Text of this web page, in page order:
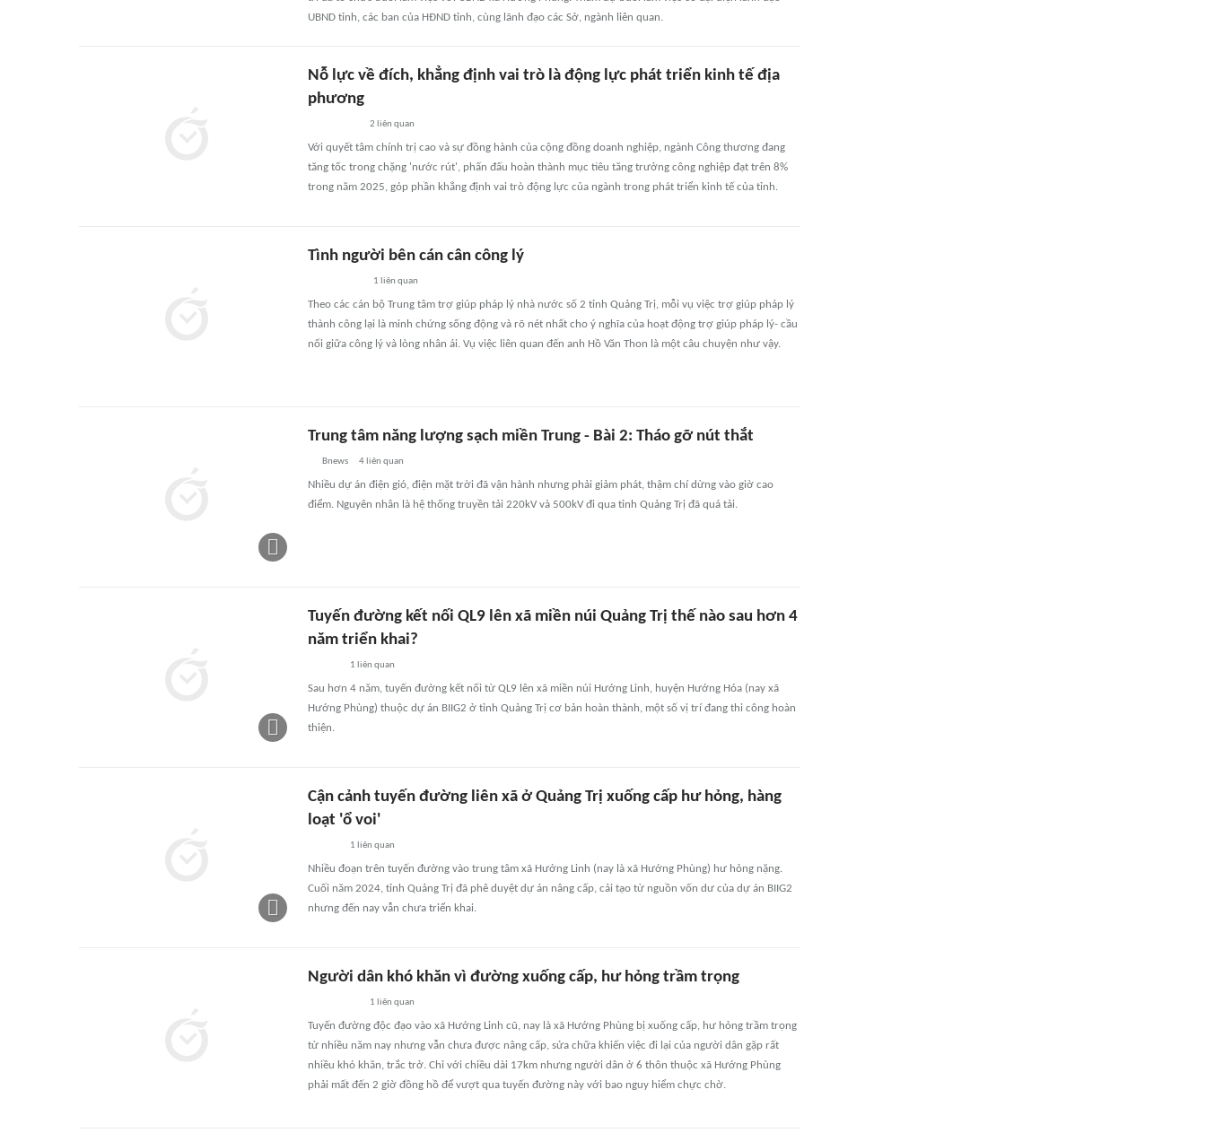
UBND tỉnh, các ban của HĐND tỉnh, cùng lãnh đạo các Sở, ngành liên quan.
Nỗ lực về đích, khẳng định vai trò là động lực phát triển kinh tế địa
phương
2 liên quan
Với quyết tâm chính trị cao và sự đồng hành của cộng đồng doanh nghiệp, ngành Công thương đang
tăng tốc trong chặng 'nước rút', phấn đấu hoàn thành mục tiêu tăng trưởng công nghiệp đạt trên 8%
trong năm 2025, góp phần khẳng định vai trò động lực của ngành trong phát triển kinh tế của tỉnh.
Tình người bên cán cân công lý
1 liên quan
Theo các cán bộ Trung tâm trợ giúp pháp lý nhà nước số 2 tỉnh Quảng Trị, mỗi vụ việc trợ giúp pháp lý
thành công lại là minh chứng sống động và rõ nét nhất cho ý nghĩa của hoạt động trợ giúp pháp lý- cầu
nối giữa công lý và lòng nhân ái. Vụ việc liên quan đến anh Hồ Văn Thon là một câu chuyện như vậy.
Trung tâm năng lượng sạch miền Trung - Bài 2: Tháo gỡ nút thắt
Bnews 4 liên quan
Nhiều dự án điện gió, điện mặt trời đã vận hành nhưng phải giảm phát, thậm chí dừng vào giờ cao
điểm. Nguyên nhân là hệ thống truyền tải 220kV và 500kV đi qua tỉnh Quảng Trị đã quá tải.
Tuyến đường kết nối QL9 lên xã miền núi Quảng Trị thế nào sau hơn 4
năm triển khai?
1 liên quan
Sau hơn 4 năm, tuyến đường kết nối từ QL9 lên xã miền núi Hướng Linh, huyện Hướng Hóa (nay xã
Hướng Phùng) thuộc dự án BIIG2 ở tỉnh Quảng Trị cơ bản hoàn thành, một số vị trí đang thi công hoàn
thiện.
Cận cảnh tuyến đường liên xã ở Quảng Trị xuống cấp hư hỏng, hàng
loạt 'ổ voi'
1 liên quan
Nhiều đoạn trên tuyến đường vào trung tâm xã Hướng Linh (nay là xã Hướng Phùng) hư hỏng nặng.
Cuối năm 2024, tỉnh Quảng Trị đã phê duyệt dự án nâng cấp, cải tạo từ nguồn vốn dư của dự án BIIG2
nhưng đến nay vẫn chưa triển khai.
Người dân khó khăn vì đường xuống cấp, hư hỏng trầm trọng
1 liên quan
Tuyến đường độc đạo vào xã Hướng Linh cũ, nay là xã Hướng Phùng bị xuống cấp, hư hỏng trầm trọng
từ nhiều năm nay nhưng vẫn chưa được nâng cấp, sửa chữa khiến việc đi lại của người dân gặp rất
nhiều khó khăn, trắc trở. Chỉ với chiều dài 17km nhưng người dân ở 6 thôn thuộc xã Hướng Phùng
phải mất đến 2 giờ đồng hồ để vượt qua tuyến đường này với bao nguy hiểm chực chờ.